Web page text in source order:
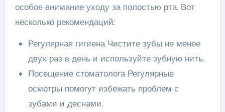
особое внимание уходу за полостью рта. Вот
несколько рекомендаций:
Регулярная гигиена Чистите зубы не менее
двух раз в день и используйте зубную нить.
Посещение стоматолога Регулярные
осмотры помогут избежать проблем с
зубами и деснами.